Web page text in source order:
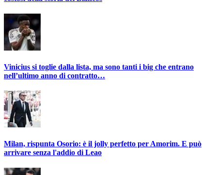
Vinicius si toglie dalla lista, ma sono tanti i big che entrano
nell’ultimo anno di contratto…
Milan, rispunta Osorio: è il jolly perfetto per Amorim. E può
arrivare senza l'addio di Leao